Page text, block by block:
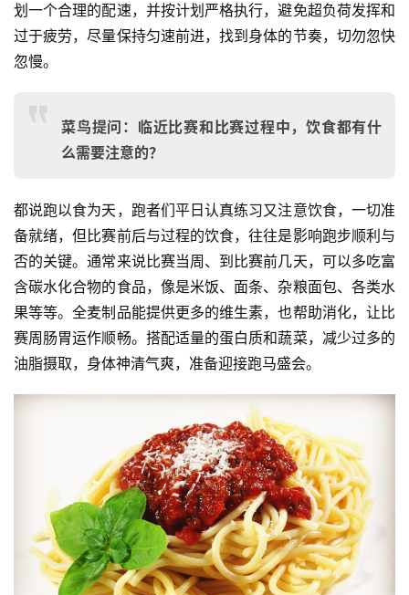
划一个合理的配速，并按计划严格执行，避免超负荷发挥和
过于疲劳，尽量保持匀速前进，找到身体的节奏，切勿忽快
忽慢。
菜鸟提问：临近比赛和比赛过程中，饮食都有什
么需要注意的？
都说跑以食为天，跑者们平日认真练习又注意饮食，一切准
备就绪，但比赛前后与过程的饮食，往往是影响跑步顺利与
否的关键。通常来说比赛当周、到比赛前几天，可以多吃富
含碳水化合物的食品，像是米饭、面条、杂粮面包、各类水
果等等。全麦制品能提供更多的维生素，也帮助消化，让比
赛周肠胃运作顺畅。搭配适量的蛋白质和蔬菜，减少过多的
油脂摄取，身体神清气爽，准备迎接跑马盛会。